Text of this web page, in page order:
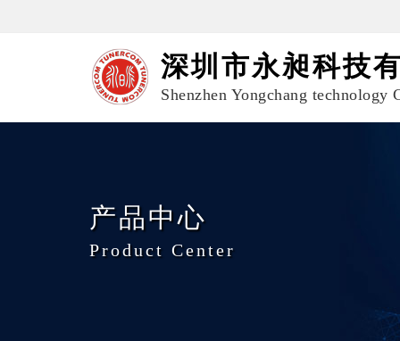
深圳市永昶科技
Shenzhen Yongchang technology
产品中心
Product Center